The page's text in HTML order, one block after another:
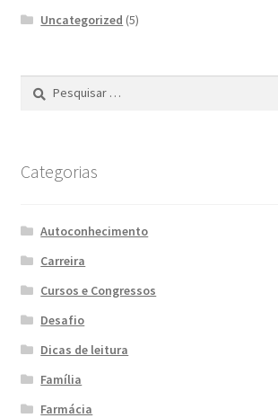
Uncategorized (5)
Pesquisar
Categorias
Autoconhecimento
Carreira
Cursos e Congressos
Desafio
Dicas de leitura
Família
Farmácia